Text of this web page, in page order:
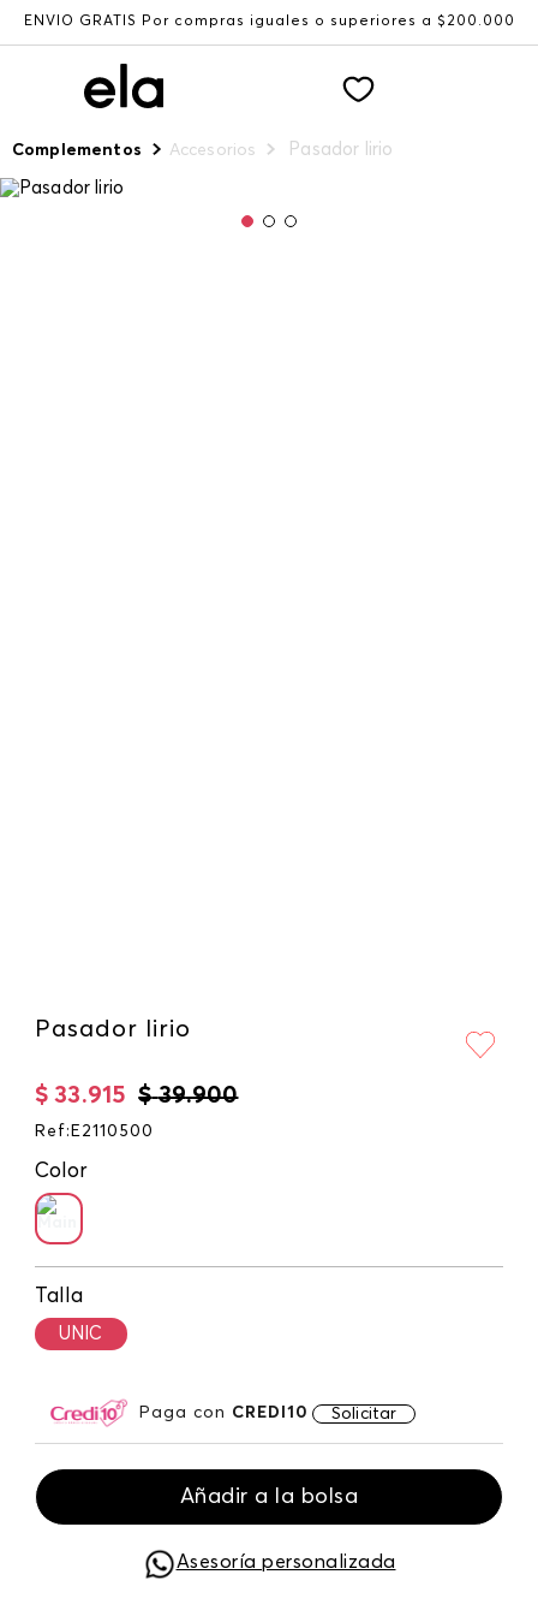
ENVÍO GRATIS Por compras iguales o superiores a $200.000
Complementos Accesorios Pasador lirio
Pasador lirio
$ 39.900
$ 33.915
Ref : E2110500
Color
Talla
UNIC
Paga con CREDI10 Solicitar
Añadir a la bolsa
Asesoría personalizada